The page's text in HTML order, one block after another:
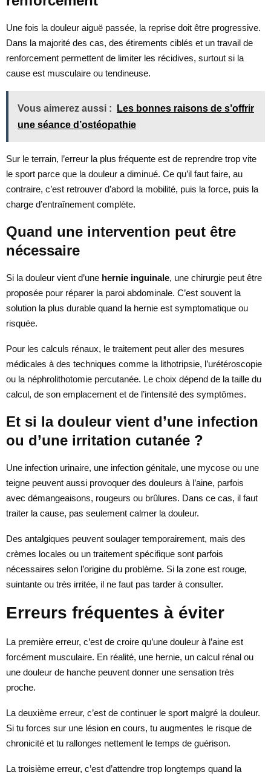
Une fois la douleur aiguë passée, la reprise doit être progressive.
Dans la majorité des cas, des étirements ciblés et un travail de
renforcement permettent de limiter les récidives, surtout si la
cause est musculaire ou tendineuse.
Vous aimerez aussi :
Les bonnes raisons de s’offrir
une séance d’ostéopathie
Sur le terrain, l’erreur la plus fréquente est de reprendre trop vite
le sport parce que la douleur a diminué. Ce qu’il faut faire, au
contraire, c’est retrouver d’abord la mobilité, puis la force, puis la
charge d’entraînement complète.
Quand une intervention peut être
nécessaire
Si la douleur vient d’une hernie inguinale, une chirurgie peut être
proposée pour réparer la paroi abdominale. C’est souvent la
solution la plus durable quand la hernie est symptomatique ou
risquée.
Pour les calculs rénaux, le traitement peut aller des mesures
médicales à des techniques comme la lithotripsie, l’urétéroscopie
ou la néphrolithotomie percutanée. Le choix dépend de la taille du
calcul, de son emplacement et de l’intensité des symptômes.
Et si la douleur vient d’une infection
ou d’une irritation cutanée ?
Une infection urinaire, une infection génitale, une mycose ou une
teigne peuvent aussi provoquer des douleurs à l’aine, parfois
avec démangeaisons, rougeurs ou brûlures. Dans ce cas, il faut
traiter la cause, pas seulement calmer la douleur.
Des antalgiques peuvent soulager temporairement, mais des
crèmes locales ou un traitement spécifique sont parfois
nécessaires selon l’origine du problème. Si la zone est rouge,
suintante ou très irritée, il ne faut pas tarder à consulter.
Erreurs fréquentes à éviter
La première erreur, c’est de croire qu’une douleur à l’aine est
forcément musculaire. En réalité, une hernie, un calcul rénal ou
une douleur de hanche peuvent donner une sensation très
proche.
La deuxième erreur, c’est de continuer le sport malgré la douleur.
Si tu forces sur une lésion en cours, tu augmentes le risque de
chronicité et tu rallonges nettement le temps de guérison.
La troisième erreur, c’est d’attendre trop longtemps quand la